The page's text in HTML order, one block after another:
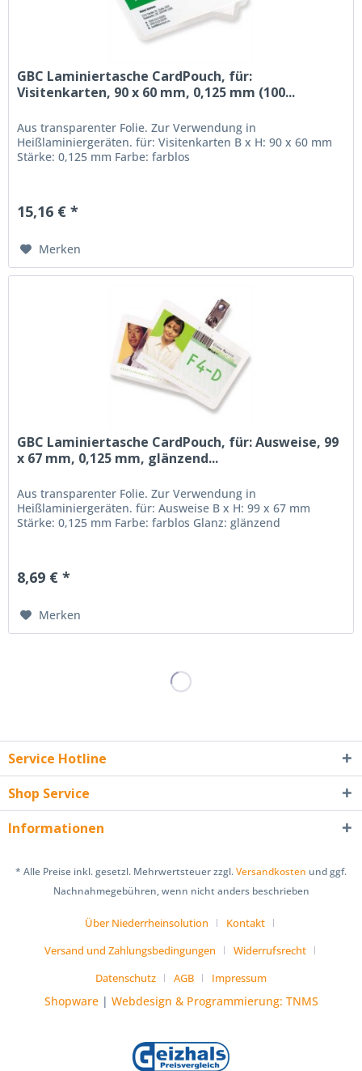
GBC Laminiertasche CardPouch, für:
Visitenkarten, 90 x 60 mm, 0,125 mm (100...
Aus transparenter Folie. Zur Verwendung in
Heißlaminiergeräten. für: Visitenkarten B x H: 90 x 60 mm
Stärke: 0,125 mm Farbe: farblos
15,16 € *
Merken
GBC Laminiertasche CardPouch, für: Ausweise, 99
x 67 mm, 0,125 mm, glänzend...
Aus transparenter Folie. Zur Verwendung in
Heißlaminiergeräten. für: Ausweise B x H: 99 x 67 mm
Stärke: 0,125 mm Farbe: farblos Glanz: glänzend
8,69 € *
Merken
Service Hotline
Shop Service
Informationen
* Alle Preise inkl. gesetzl. Mehrwertsteuer zzgl.Versandkosten und ggf.
Nachnahmegebühren, wenn nicht anders beschrieben
Über Niederrheinsolution
Kontakt
Versand und Zahlungsbedingungen
Widerrufsrecht
Datenschutz
AGB Impressum
Shopware| Webdesign & Programmierung: TNMS